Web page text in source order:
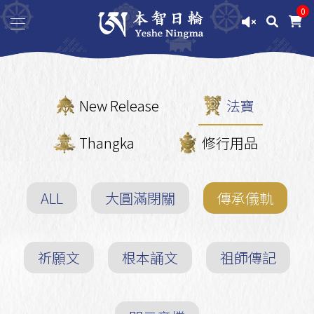
0
New Release
法寶
Thangka
修行用品
ALL 大圓滿閉關 傳承儀軌
祈願文 根本誦文 祖師傳記